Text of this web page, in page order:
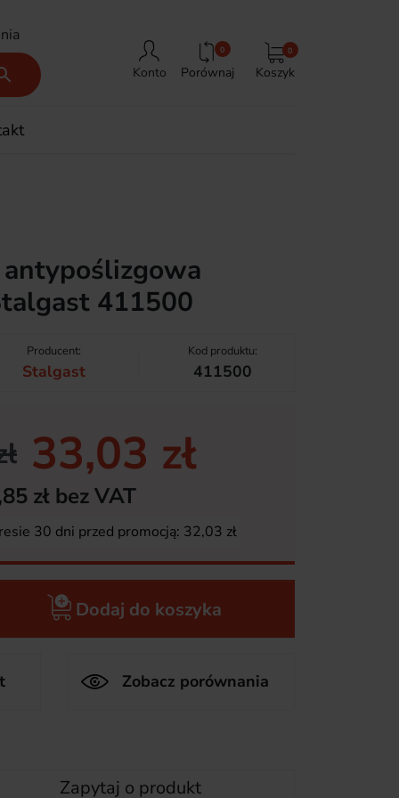
Konto
0
Porównaj Koszyk
0
411500
Producent:
Stalgast
Kod produktu:
411500
33,03 zł
zł bez VAT
30 dni przed promocją: 32,03 zł
Dodaj do koszyka
Zobacz porównania
Zapytaj o produkt